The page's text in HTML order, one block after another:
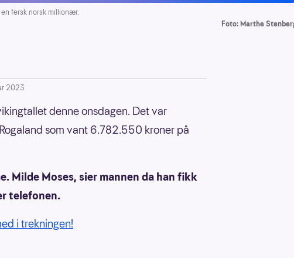
fersk norsk millionær.
Foto: Marthe
2023
denne onsdagen. Det var
som vant 6.782.550 kroner på
Milde Moses, sier mannen da han fikk
telefonen.
i trekningen!